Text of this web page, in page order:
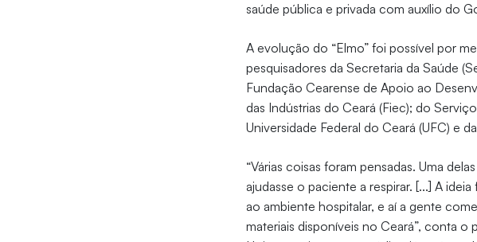
saúde pública e privada com auxílio do
A evolução do “Elmo” foi possível por
pesquisadores da Secretaria da Saúde
Fundação Cearense de Apoio ao
das Indústrias do Ceará (Fiec); do
Universidade Federal do Ceará (UFC) e
“Várias coisas foram pensadas. Uma
ajudasse o paciente a respirar. [...] A
ao ambiente hospitalar, e aí a gente
materiais disponíveis no Ceará”, conta o